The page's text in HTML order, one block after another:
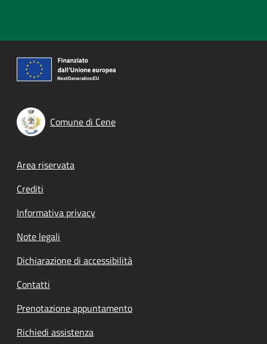
Comune di Cene
Footer menu
Area riservata
Crediti
Informativa privacy
Note legali
Dichiarazione di accessibilità
Contatti
Prenotazione appuntamento
Richiedi assistenza